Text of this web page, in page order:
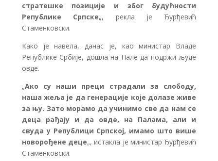
стратешке позиције и због будућности
Републике Српске„, рекла је Ђурђевић
Стаменковски.
Како је навела, данас је, као министар Владе
Републике Србије, дошла на Пале да подржи људе
овде.
„Ако су наши преци страдали за слободу,
наша жеља је да генерације које долазе живе
за њу. Зато морамо да учинимо све да нам се
деца рађају и да овде, на Палама, али и
свуда у Републици Српској, имамо што више
новорођене деце„, истакла је министар Ђурђевић
Стаменковски.